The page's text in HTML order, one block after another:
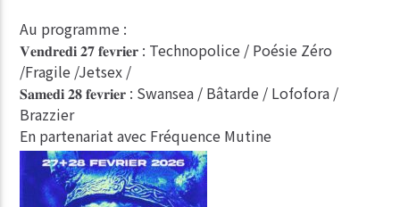
Au programme :
𝐕𝐞𝐧𝐝𝐫𝐞𝐝𝐢 𝟐𝟕 𝐟𝐞𝐯𝐫𝐢𝐞𝐫 : Technopolice / Poésie Zéro
/Fragile /Jetsex /
𝐒𝐚𝐦𝐞𝐝𝐢 𝟐𝟖 𝐟𝐞𝐯𝐫𝐢𝐞𝐫 : Swansea / Bâtarde / Lofofora /
Brazzier
En partenariat avec Fréquence Mutine